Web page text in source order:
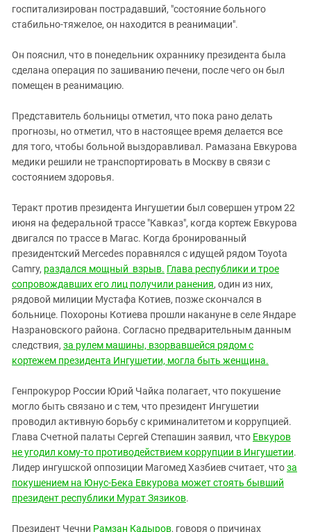
госпитализирован пострадавший, "состояние больного
стабильно-тяжелое, он находится в реанимации".
Он пояснил, что в понедельник охраннику президента была
сделана операция по зашиванию печени, после чего он был
помещен в реанимацию.
Представитель больницы отметил, что пока рано делать
прогнозы, но отметил, что в настоящее время делается все
для того, чтобы больной выздоравливал. Рамазана Евкурова
медики решили не транспортировать в Москву в связи с
состоянием здоровья.
Теракт против президента Ингушетии был совершен утром 22
июня на федеральной трассе "Кавказ", когда кортеж Евкурова
двигался по трассе в Магас. Когда бронированный
президентский Mercedes поравнялся с идущей рядом Toyota
Camry, раздался мощный взрыв. Глава республики и трое
сопровождавших его лиц получили ранения, один из них,
рядовой милиции Мустафа Котиев, позже скончался в
больнице. Похороны Котиева прошли накануне в селе Яндаре
Назрановского района. Согласно предварительным данным
следствия, за рулем машины, взорвавшейся рядом с
кортежем президента Ингушетии, могла быть женщина.
Генпрокурор России Юрий Чайка полагает, что покушение
могло быть связано и с тем, что президент Ингушетии
проводил активную борьбу с криминалитетом и коррупцией.
Глава Счетной палаты Сергей Степашин заявил, что Евкуров
не угодил кому-то противодействием коррупции в Ингушетии.
Лидер ингушской оппозиции Магомед Хазбиев считает, чтоза
покушением на Юнус-Бека Евкурова может стоять бывший
президент республики Мурат Зязиков.
Президент Чечни Рамзан Кадыров, говоря о причинах